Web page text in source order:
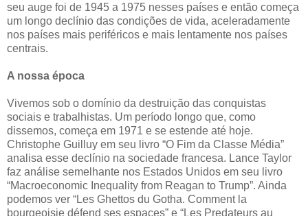
seu auge foi de 1945 a 1975 nesses países e então começa
um longo declínio das condições de vida, aceleradamente
nos países mais periféricos e mais lentamente nos países
centrais.
A nossa época
Vivemos sob o domínio da destruição das conquistas
sociais e trabalhistas. Um período longo que, como
dissemos, começa em 1971 e se estende até hoje.
Christophe Guilluy em seu livro “O Fim da Classe Média”
analisa esse declínio na sociedade francesa. Lance Taylor
faz análise semelhante nos Estados Unidos em seu livro
“Macroeconomic Inequality from Reagan to Trump”. Ainda
podemos ver “Les Ghettos du Gotha. Comment la
bourgeoisie défend ses espaces” e “Les Predateurs au